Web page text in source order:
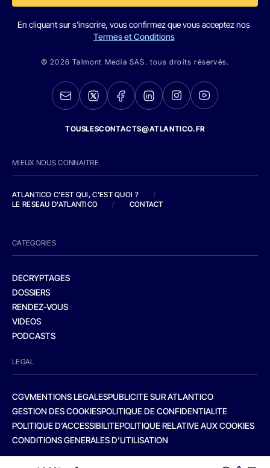
En cliquant sur s'inscrire, vous confirmez que vous acceptez nos
Termes et Conditions
© 2026 Talmont Media SAS. tous droits réservés.
TOUSLESCONTACTS@ATLANTICO.FR
MIEUX NOUS CONNAITRE
ATLANTICO C'EST QUI, C'EST QUOI ?
/
LE RESEAU D'ATLANTICO
/ CONTACT
CATEGORIES
DECRYPTAGES
DOSSIERS
RENDEZ-VOUS
VIDEOS
PODCASTS
LEGAL
CGVMENTIONS LEGALESPUBLICITE SUR ATLANTICO
GESTION DES COOKIESPOLITIQUE DE CONFIDENTIALITE
POLITIQUE D’ACCESSIBILITEPOLITIQUE RELATIVE AUX COOKIES
CONDITIONS GENERALES D’UTILISATION